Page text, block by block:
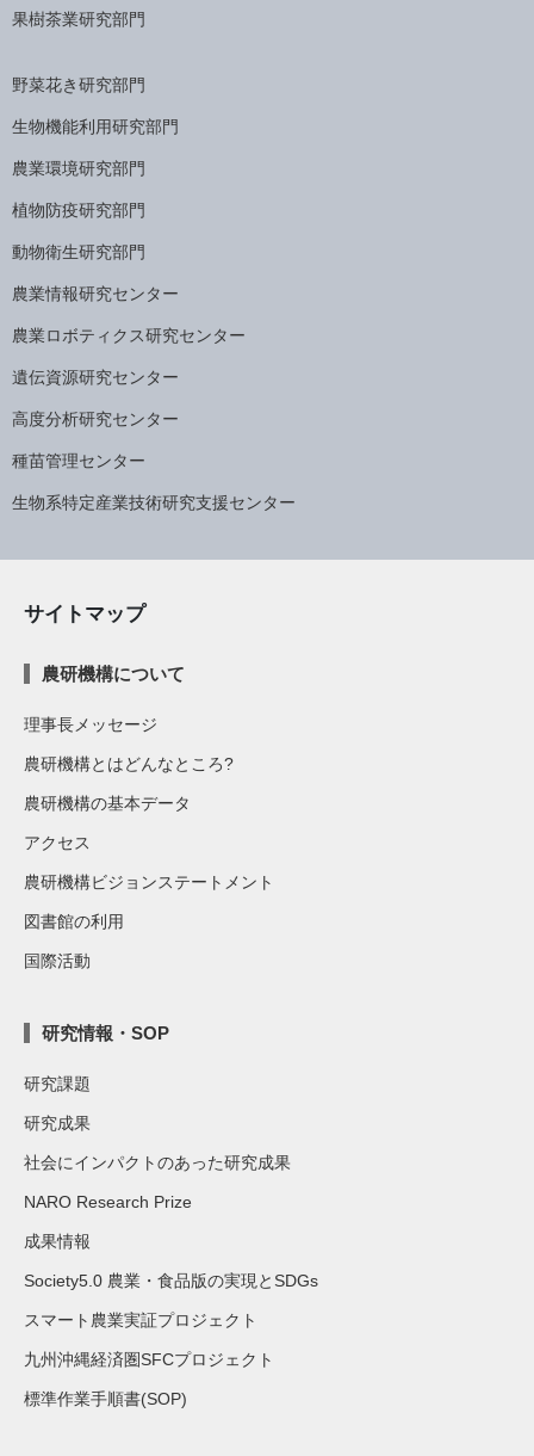
果樹茶業研究部門
野菜花き研究部門
生物機能利用研究部門
農業環境研究部門
植物防疫研究部門
動物衛生研究部門
農業情報研究センター
農業ロボティクス研究センター
遺伝資源研究センター
高度分析研究センター
種苗管理センター
生物系特定産業技術研究支援センター
サイトマップ
農研機構について
理事長メッセージ
農研機構とはどんなところ?
農研機構の基本データ
アクセス
農研機構ビジョンステートメント
図書館の利用
国際活動
研究情報・SOP
研究課題
研究成果
社会にインパクトのあった研究成果
NARO Research Prize
成果情報
Society5.0 農業・食品版の実現とSDGs
スマート農業実証プロジェクト
九州沖縄経済圏SFCプロジェクト
標準作業手順書(SOP)